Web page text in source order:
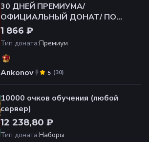
30 ДНЕЙ ПРЕМИУМА/
ОФИЦИАЛЬНЫЙ ДОНАТ/ ПО
ВХОДУ НА САЙТ
1 866 ₽
Тип доната:Премиум
Ankonov (30)
5
10000 очков обучения (любой
сервер)
12 238,80 ₽
Тип доната:Наборы